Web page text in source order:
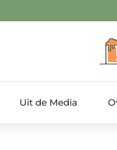
Uit de Media